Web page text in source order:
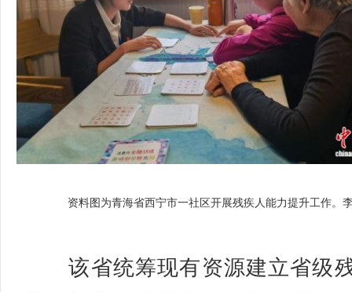
资料图为青海省西宁市一社区开展残疾人能力提升工作。
该省统筹现有资源建立省级